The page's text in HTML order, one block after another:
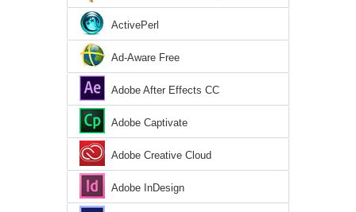
ActivePerl
Ad-Aware Free
Adobe After Effects CC
Adobe Captivate
Adobe Creative Cloud
Adobe InDesign